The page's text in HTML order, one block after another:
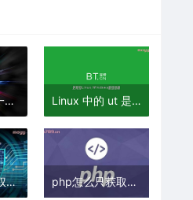
php-v版本不一致怎么办 Linux 中的 ut 是什么意思？
华为防火墙授权介绍在哪 php怎么只获取文章文字内容